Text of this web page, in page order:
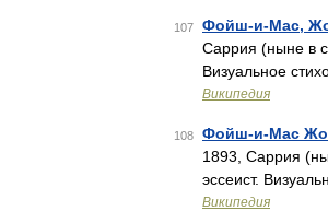
107 Фойш-и-Мас,
Саррия (ныне в
Визуальное
Википедия
108 Фойш-и-Мас
1893, Саррия
эссеист.
Википедия